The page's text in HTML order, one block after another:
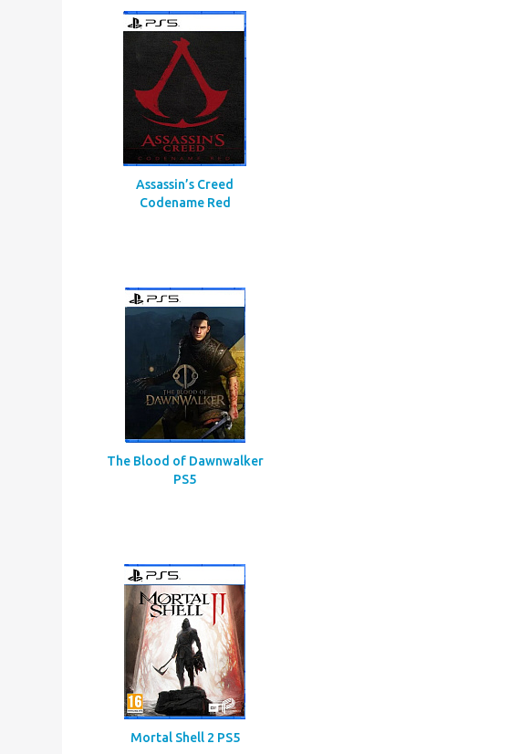
Assassin’s Creed
Codename Red
The Blood of Dawnwalker
PS5
Mortal Shell 2 PS5